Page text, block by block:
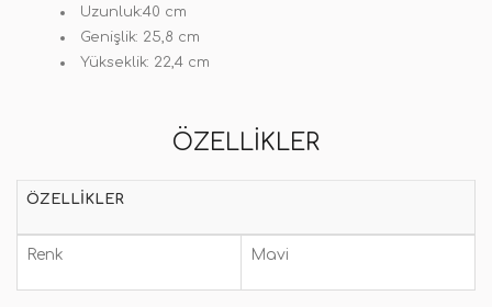
Uzunluk:40 cm
Genişlik: 25,8 cm
Yükseklik: 22,4 cm
ÖZELLIKLER
ÖZELLIKLER
Renk Mavi